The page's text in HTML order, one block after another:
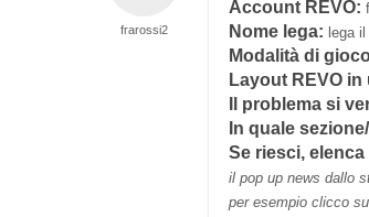
frarossi2
Account REVO:
Nome lega: lega
Modalità di
Layout REVO in
Il problema si
In quale
Se riesci,
il pop up news dallo
per esempio clicco